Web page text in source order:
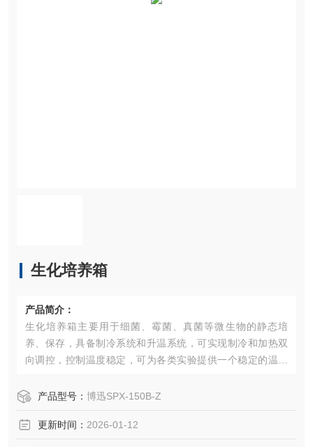
生化培养箱
产品简介：
生化培养箱主要用于细菌、霉菌、真菌等微生物的静态培
养、保存，具备制冷系统和升温系统，可实现制冷和加热双
向调控，控制温度稳定，可为各类实验提供一个稳定的温度
农林牧渔、环境保护、科学研究等领域。主要用于微生物培
产品型号： 博迅SPX-150B-Z
更新时间： 2026-01-12